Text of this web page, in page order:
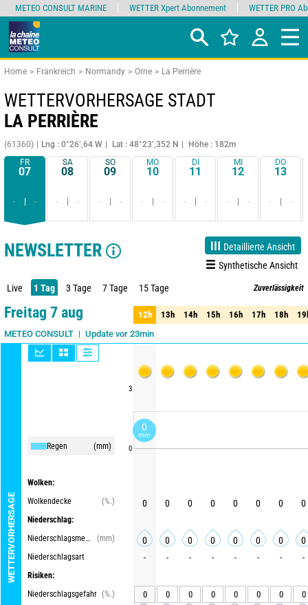
Home Frankreich Normandy Orne La Perrière
WETTERVORHERSAGE STADT
LA PERRIÈRE
(61360) Lng : 0°26’,64 W Lat : 48°23’,352 N
Höhe : 182m
FR
07
- -
SA
08
- -
SO
09
- -
MO
10
- -
DI
11
- -
MI
12
- -
DO
13
- -
NEWSLETTER
Detaillierte Ansicht
Synthetische Ansicht
Live 1 Tag 3 Tage 7 Tage 15 Tage Zuverlässigkeit
90%
Freitag 7 aug
METEO CONSULT Update vor 23min
WETTERVORHERSAGE
Regen (mm)
Wolken:
Wolkendecke
(%.)
Niederschlag:
Niederschlagsmenge
(mm)
Niederschlagsart
Risiken:
Niederschlagsgefahr (%.)
3
0
12h 13h 14h 15h 16h 17h 18h
12h 13h 14h 15h 16h 17h 18h
0 0 0 0 0 0 0 0
0 0 0 0 0 0 0 0
- - - - - - - -
0 0 0 0 0 0 0 0
METEO CONSULT MARINE WETTER Xpert Abonnement WETTER PRO
0
mm